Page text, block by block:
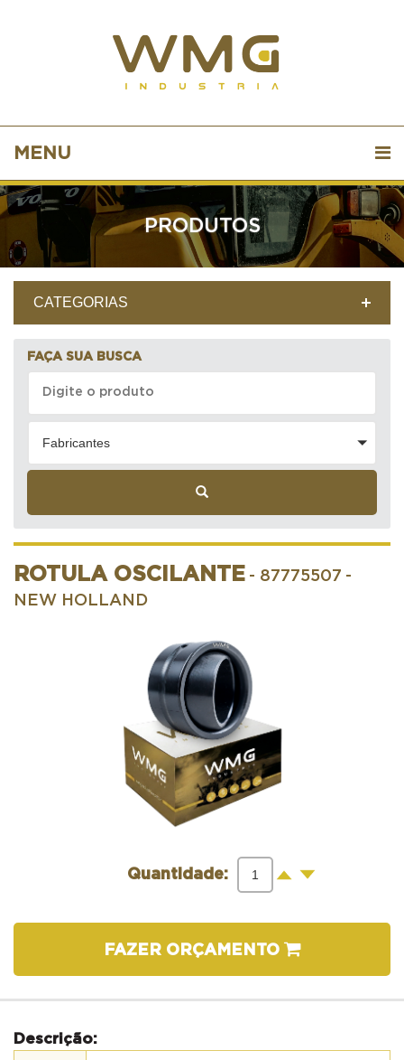
MENU
PRODUTOS
CATEGORIAS
FAÇA SUA BUSCA
Fabricantes
ROTULA OSCILANTE - 87775507 -
NEW HOLLAND
Quantidade: + -
FAZER ORÇAMENTO
Descrição: